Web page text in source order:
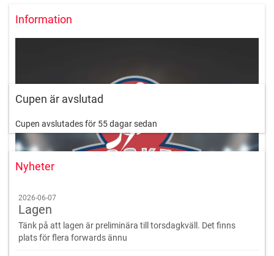
Information
Cupen är avslutad
Cupen avslutades för 55 dagar sedan
Nyheter
2026-06-07
Lagen
Tänk på att lagen är preliminära till torsdagkväll. Det finns
plats för flera forwards ännu